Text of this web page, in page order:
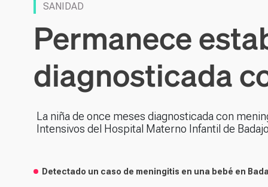
SANIDAD
Permanece
diagnosticada
La niña de once meses diagnosticada con
Intensivos del Hospital Materno Infantil de
Detectado un caso de meningitis en una bebé en